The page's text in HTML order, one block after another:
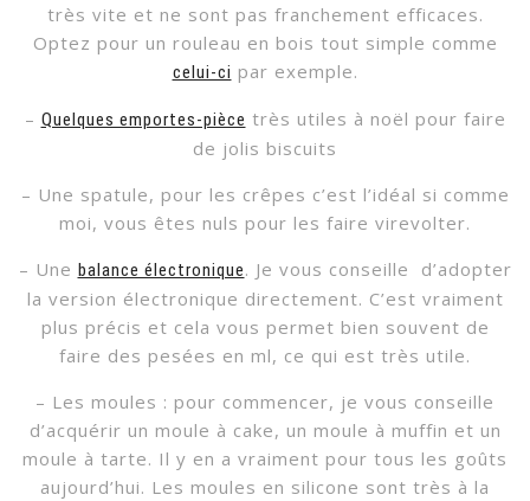
très vite et ne sont pas franchement efficaces.
Optez pour un rouleau en bois tout simple comme
celui-ci par exemple.
– Quelques emportes-pièce très utiles à noël pour faire
de jolis biscuits
– Une spatule, pour les crêpes c’est l’idéal si comme
moi, vous êtes nuls pour les faire virevolter.
– Une balance électronique. Je vous conseille d’adopter
la version électronique directement. C’est vraiment
plus précis et cela vous permet bien souvent de
faire des pesées en ml, ce qui est très utile.
– Les moules : pour commencer, je vous conseille
d’acquérir un moule à cake, un moule à muffin et un
moule à tarte. Il y en a vraiment pour tous les goûts
aujourd’hui. Les moules en silicone sont très à la